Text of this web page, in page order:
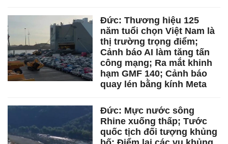
Đức: Thương hiệu 125
năm tuổi chọn Việt Nam là
thị trường trọng điểm;
Cảnh báo AI làm tăng tấn
công mạng; Ra mắt khinh
hạm GMF 140; Cảnh báo
quay lén bằng kính Meta
Đức: Mực nước sông
Rhine xuống thấp; Tước
quốc tịch đối tượng khủng